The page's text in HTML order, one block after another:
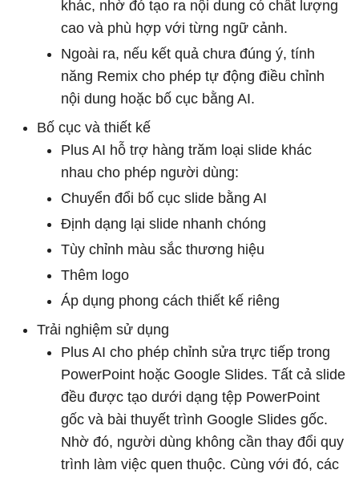
khác, nhờ đó tạo ra nội dung có chất lượng
cao và phù hợp với từng ngữ cảnh.
Ngoài ra, nếu kết quả chưa đúng ý, tính
năng Remix cho phép tự động điều chỉnh
nội dung hoặc bố cục bằng AI.
Bố cục và thiết kế
Plus AI hỗ trợ hàng trăm loại slide khác
nhau cho phép người dùng:
Chuyển đổi bố cục slide bằng AI
Định dạng lại slide nhanh chóng
Tùy chỉnh màu sắc thương hiệu
Thêm logo
Áp dụng phong cách thiết kế riêng
Trải nghiệm sử dụng
Plus AI cho phép chỉnh sửa trực tiếp trong
PowerPoint hoặc Google Slides. Tất cả slide
đều được tạo dưới dạng tệp PowerPoint
gốc và bài thuyết trình Google Slides gốc.
Nhờ đó, người dùng không cần thay đổi quy
trình làm việc quen thuộc. Cùng với đó, các